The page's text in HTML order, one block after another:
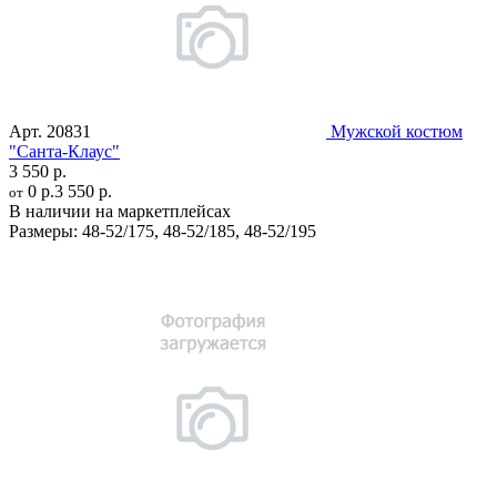
Арт. 20831
Мужской костюм
"Санта-Клаус"
3 550 р.
от 0 р.3 550 р.
В наличии на маркетплейсах
Размеры: 48-52/175, 48-52/185, 48-52/195